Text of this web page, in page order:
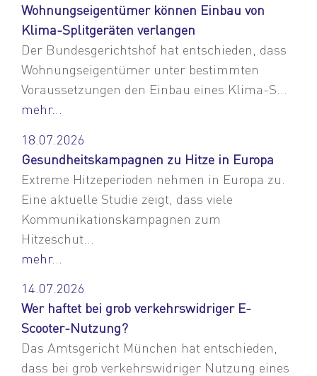
Wohnungseigentümer können Einbau von
Klima-Splitgeräten verlangen
Der Bundesgerichtshof hat entschieden, dass
Wohnungseigentümer unter bestimmten
Voraussetzungen den Einbau eines Klima-S...
mehr...
18.07.2026
Gesundheitskampagnen zu Hitze in Europa
Extreme Hitzeperioden nehmen in Europa zu.
Eine aktuelle Studie zeigt, dass viele
Kommunikationskampagnen zum
Hitzeschut...
mehr...
14.07.2026
Wer haftet bei grob verkehrswidriger E-
Scooter-Nutzung?
Das Amtsgericht München hat entschieden,
dass bei grob verkehrswidriger Nutzung eines